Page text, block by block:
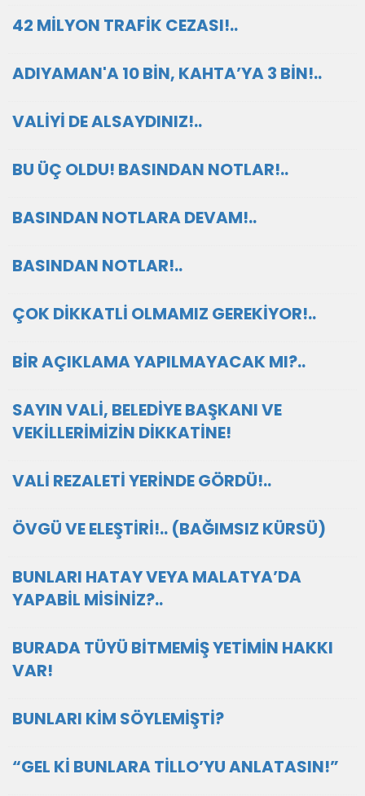
42 MİLYON TRAFİK CEZASI!..
ADIYAMAN'A 10 BİN, KAHTA’YA 3 BİN!..
VALİYİ DE ALSAYDINIZ!..
BU ÜÇ OLDU! BASINDAN NOTLAR!..
BASINDAN NOTLARA DEVAM!..
BASINDAN NOTLAR!..
ÇOK DİKKATLİ OLMAMIZ GEREKİYOR!..
BİR AÇIKLAMA YAPILMAYACAK MI?..
SAYIN VALİ, BELEDİYE BAŞKANI VE
VEKİLLERİMİZİN DİKKATİNE!
VALİ REZALETİ YERİNDE GÖRDÜ!..
ÖVGÜ VE ELEŞTİRİ!.. (BAĞIMSIZ KÜRSÜ)
BUNLARI HATAY VEYA MALATYA’DA
YAPABİL MİSİNİZ?..
BURADA TÜYÜ BİTMEMİŞ YETİMİN HAKKI
VAR!
BUNLARI KİM SÖYLEMİŞTİ?
“GEL Kİ BUNLARA TİLLO’YU ANLATASIN!”